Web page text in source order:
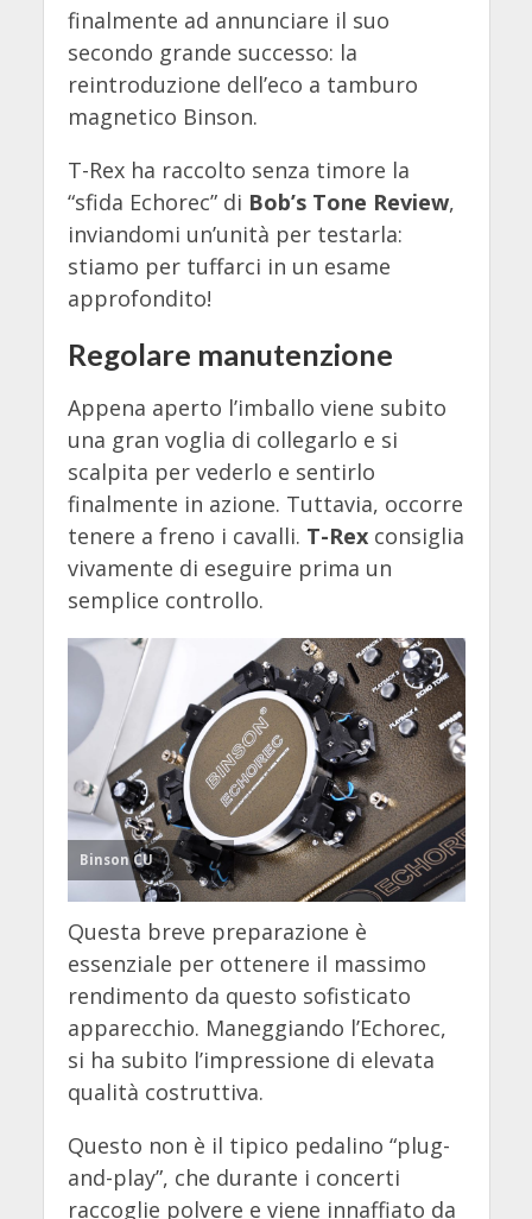
finalmente ad annunciare il suo
secondo grande successo: la
reintroduzione dell’eco a tamburo
magnetico Binson.
T-Rex ha raccolto senza timore la
“sfida Echorec” di Bob’s Tone Review,
inviandomi un’unità per testarla:
stiamo per tuffarci in un esame
approfondito!
Regolare manutenzione
Appena aperto l’imballo viene subito
una gran voglia di collegarlo e si
scalpita per vederlo e sentirlo
finalmente in azione. Tuttavia, occorre
tenere a freno i cavalli. T-Rexconsiglia
vivamente di eseguire prima un
semplice controllo.
Binson CU
Questa breve preparazione è
essenziale per ottenere il massimo
rendimento da questo sofisticato
apparecchio. Maneggiando l’Echorec,
si ha subito l’impressione di elevata
qualità costruttiva.
Questo non è il tipico pedalino “plug-
and-play”, che durante i concerti
raccoglie polvere e viene innaffiato da